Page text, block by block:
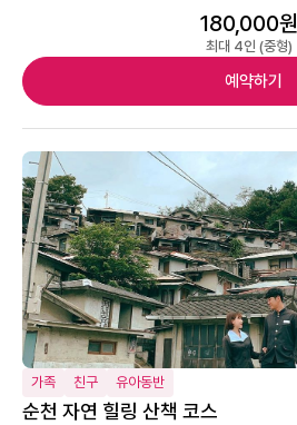
180,000원
최대 4인 (중형)
예약하기
가족 친구 유아동반
순천 자연 힐링 산책 코스